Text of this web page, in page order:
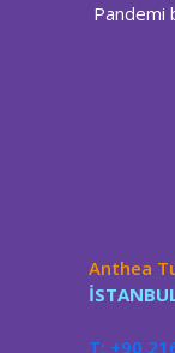
Pandemi
Anthea
T: +90